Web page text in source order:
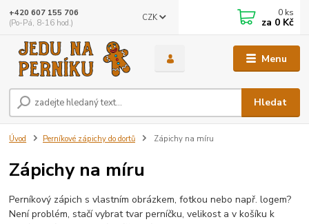
Menu
CZK
Hledat
+420 607 155 706
(Po-Pá, 8-16 hod.)
0 ks
za 0 Kč
Úvod Perníkové zápichy do dortů Zápichy na míru
Zápichy na míru
Perníkový zápich s vlastním obrázkem, fotkou nebo např. logem?
Není problém, stačí vybrat tvar perníčku, velikost a v košíku k